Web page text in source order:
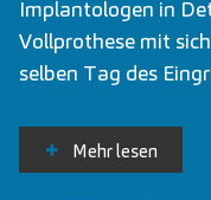
Implantologen in
Vollprothese mit
selben Tag des
Mehr lesen